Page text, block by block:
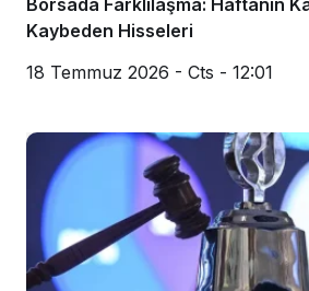
Kaybeden Hisseleri
18 Temmuz 2026 - Cts - 12:01